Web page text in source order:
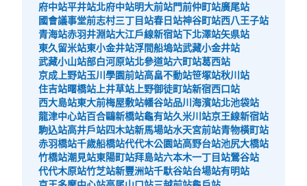
府中站平井站北府中站明大前站門前仲町站廣尾站
國會議事堂前志村三丁目站春日站神谷町站西八王子站
青海站赤羽井淵站大江戶線新宿站下北澤站矢県站
東久留米站東小金井站浮間船塢站武藏小金井站
武藏小山站部白河原站北參道站六町站葛西站
京成上野站玉川學園前站高畠不動站笹塚站秋川站
住吉站曙橋站 上井草站 上野御徒町站新宿西口站
西大島站東大前梅屋敷站幡谷站品川海濱站北池袋站
龍津中心站百合鷗新橋站龜有站久米川站京王線新宿站
駒込站高井戶站四木站新馬場站水天宮前站青物橫町站
赤羽橋站千歲船橋站代代木公園站高野台站池尻大橋站
竹橋站潮見站東陽町站拜島站六本木一丁目站鶯谷站
代代木原站竹芝站新豐洲站千馱谷站台場站有明站